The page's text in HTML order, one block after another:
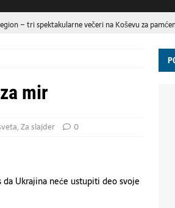
– tri spektakularne večeri na Koševu za
– BISER SECESIJE I SIMBOL NOVOG SADA
reorganizaciji ruskog vojnog vrha
NE BACAJTE OPUŠKE IZ VOZILA – JEDAN
mir
,Za slajder 0
Ukrajina neće ustupiti deo svoje